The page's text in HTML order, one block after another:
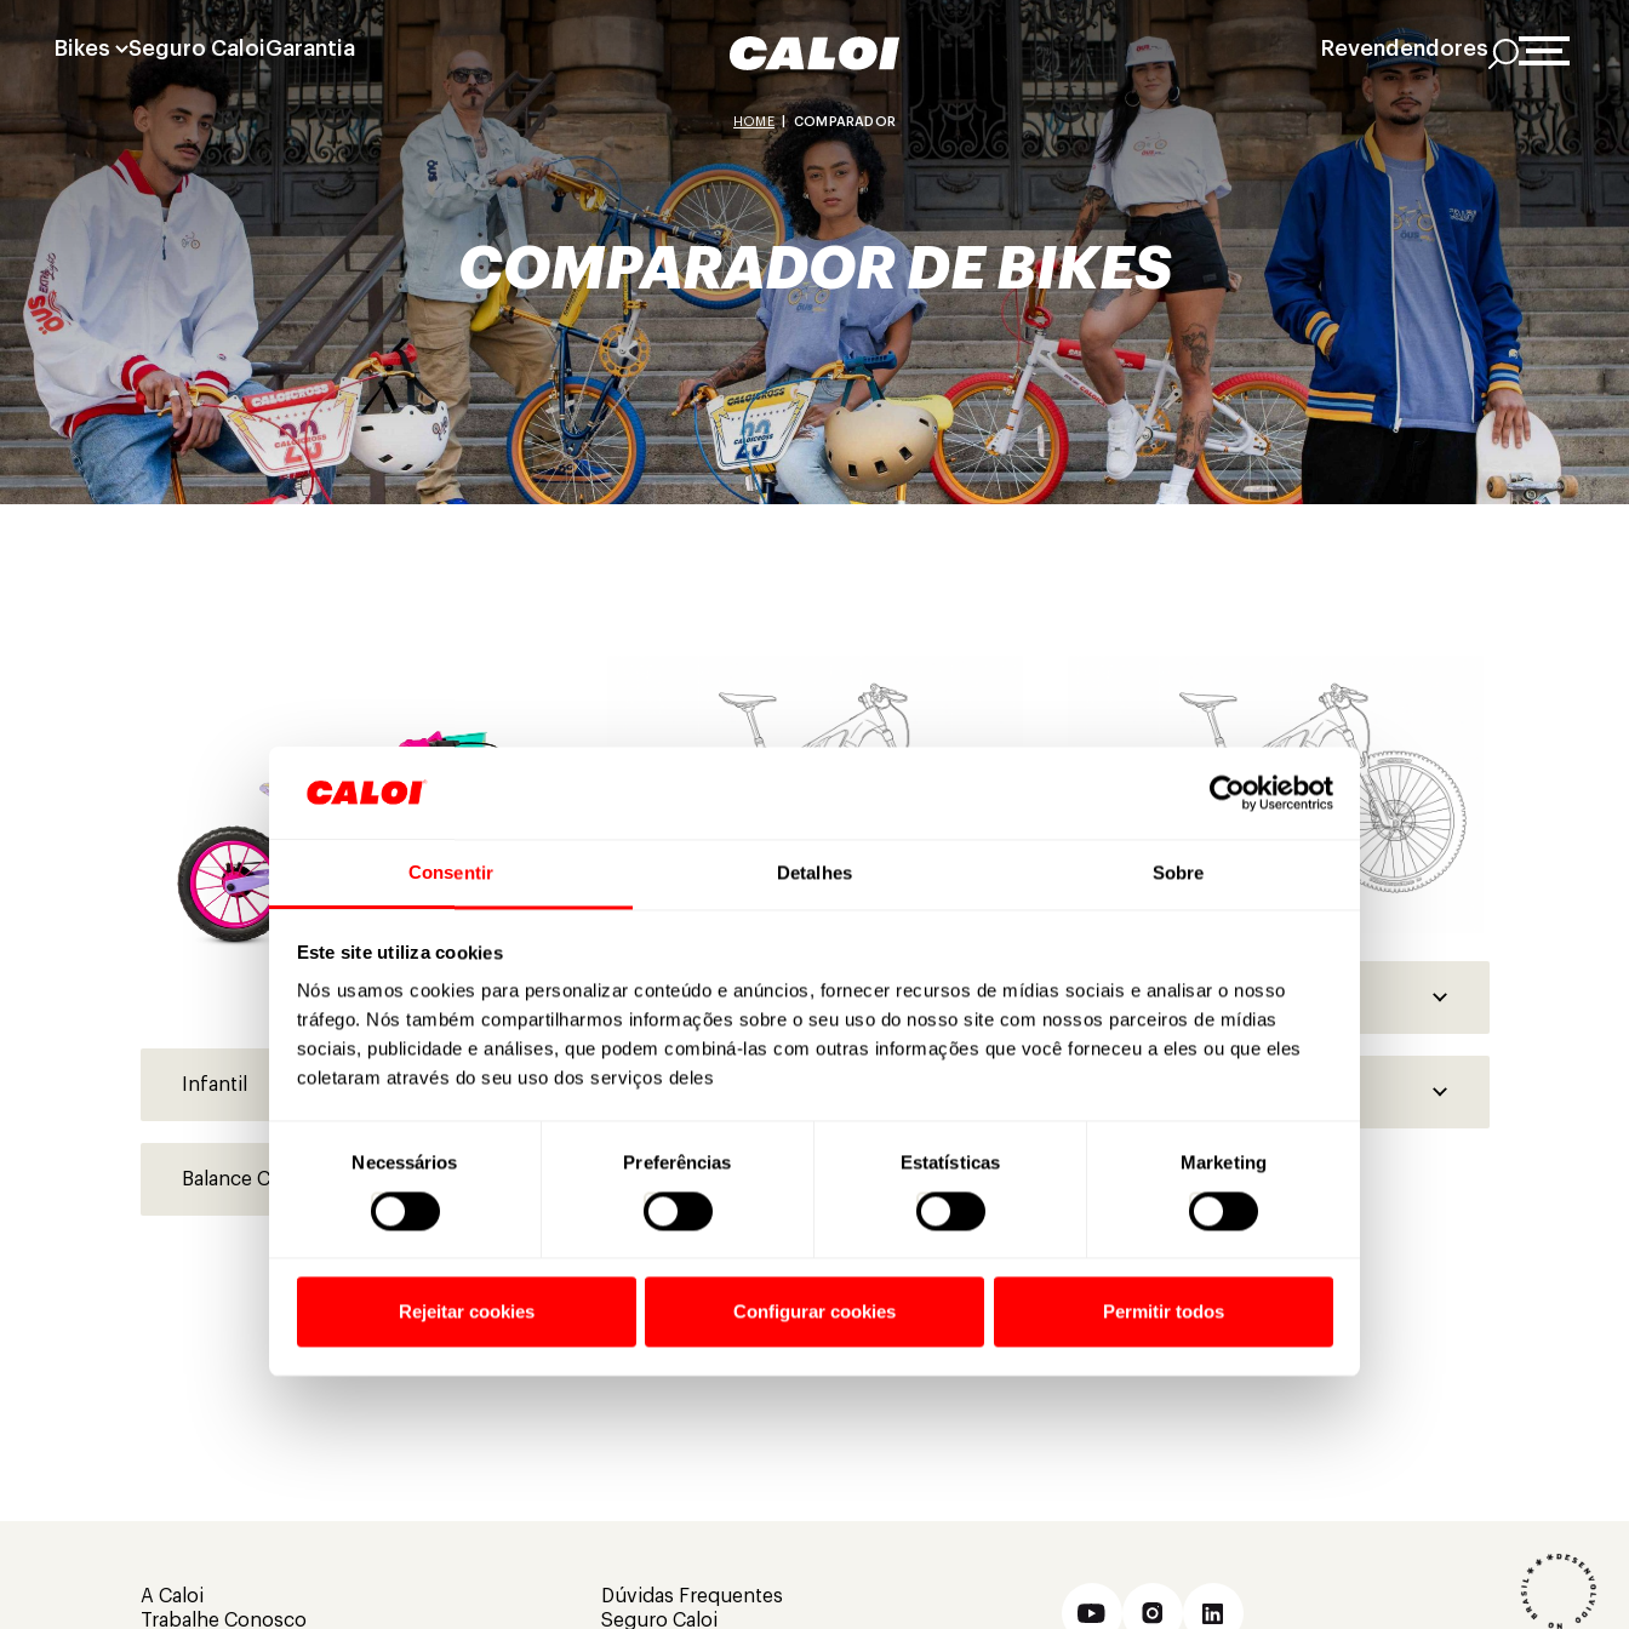
Consentir Detalhes Sobre
Este site utiliza cookies
Nós usamos cookies para personalizar conteúdo e anúncios, fornecer recursos de mídias sociais e analisar o nosso
tráfego. Nós também compartilharmos informações sobre o seu uso do nosso site com nossos parceiros de mídias
sociais, publicidade e análises, que podem combiná-las com outras informações que você forneceu a eles ou que eles
coletaram através do seu uso dos serviços deles
consentimento
Necessários Preferências Estatísticas Marketing
Rejeitar cookies Configurar cookies Permitir todos
Bikes Seguro CaloiGarantia Revendendores
HOME| COMPARADOR
COMPARADOR DE BIKES
A Caloi
Trabalhe Conosco
Dúvidas Frequentes
Seguro Caloi